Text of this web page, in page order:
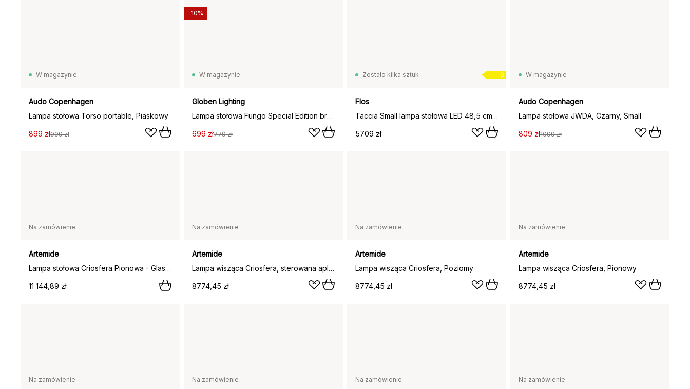
W magazynie
Audo Copenhagen
Lampa stołowa Torso portable, Piaskowy
899 zł999 zł
W magazynie
Globen Lighting
Lampa stołowa Fungo Special Edition brązowa, 30 cm
699 zł779 zł
-10%
D
Zostało kilka sztuk
Flos
Taccia Small lampa stołowa LED 48,5 cm, Czarny, szklana kopuła
5709 zł
W magazynie
Audo Copenhagen
Lampa stołowa JWDA, Czarny, Small
809 zł1099 zł
Na zamówienie
Artemide
Lampa stołowa Criosfera Pionowa - Glass-silver,
11 144,89 zł
Na zamówienie
Artemide
Lampa wisząca Criosfera, sterowana aplikacją, Pionowy
8774,45 zł
Na zamówienie
Artemide
Lampa wisząca Criosfera, Poziomy
8774,45 zł
Na zamówienie
Artemide
Lampa wisząca Criosfera, Pionowy
8774,45 zł
Na zamówienie Na zamówienie Na zamówienie Na zamówienie